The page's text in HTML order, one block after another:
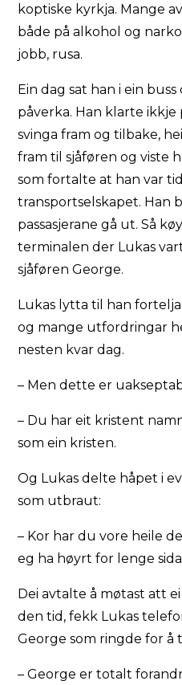
koptiske kyrkja. Mange
både på alkohol og
jobb, rusa.
Ein dag sat han i ein
påverka. Han klarte ikkje
svinga fram og tilbake,
fram til sjåføren og viste
som fortalte at han var
transportselskapet. Han
passasjerane gå ut. Så
terminalen der Lukas
sjåføren George.
Lukas lytta til han
og mange utfordringar
nesten kvar dag.
– Men dette er
– Du har eit kristent
som ein kristen.
Og Lukas delte håpet i
som utbraut:
– Kor har du vore heile
eg ha høyrt for lenge
Dei avtalte å møtast att
den tid, fekk Lukas
George som ringde for å
– George er totalt